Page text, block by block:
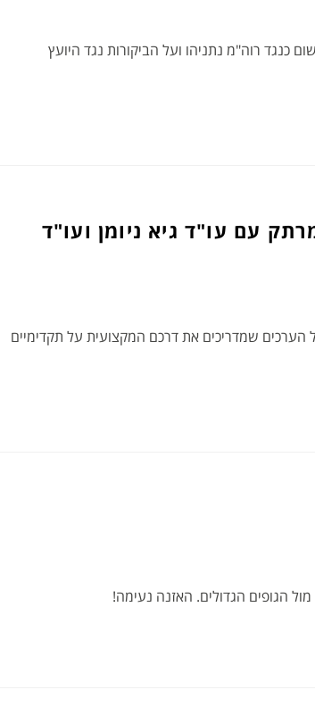
כנגד רוה"מ נתניהו ועל הביקורות נגד היועץ
עם עו"ד גיא ניומן ועו"ד
הערכים שמדריכים את דרכם המקצועית על תקדימיים
מול הגופים הגדולים. האזנה נעימה!